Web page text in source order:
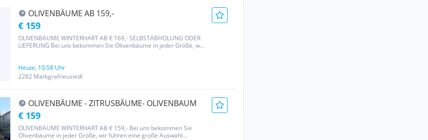
OLIVENBÄUME AB 159,-
€ 159
OLIVENBÄUME WINTERHART AB € 169,- SELBSTABHOLUNG ODER
LIEFERUNG Bei uns bekommen Sie Olivenbäume in jeder Größe, wir
eines Krans etc. ist...
Heute, 10:58 Uhr
2282 Markgrafneusiedl
OLIVENBÄUME - ZITRUSBÄUME- OLIVENBAUM
€ 159
OLIVENBÄUME WINTERHART AB € 159,- Bei uns bekommen Sie
Olivenbäume in jeder Größe, wir führen eine große Auswahl